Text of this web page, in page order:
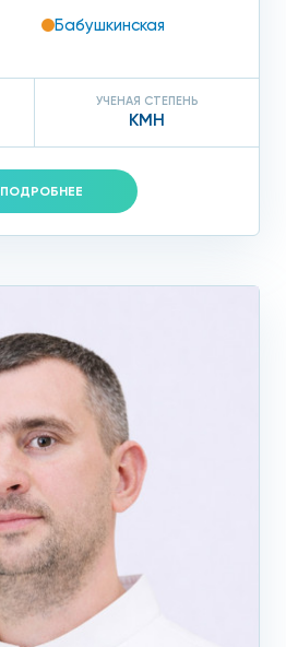
Бабушкинская
УЧЕНАЯ СТЕПЕНЬ
КМН
ПОДРОБНЕЕ